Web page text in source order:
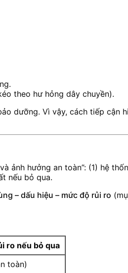
theo hư hỏng dây chuyền).
dưỡng. Vì vậy, cách tiếp cận
ảnh hưởng an toàn”: (1) hệ
nếu bỏ qua.
– dấu hiệu – mức độ rủi ro
ro nếu bỏ qua
toàn)